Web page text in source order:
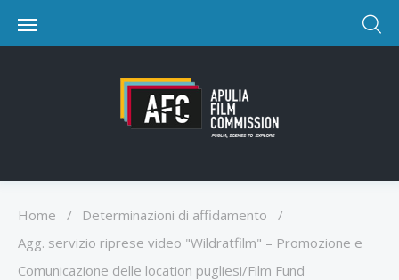
Home / Determinazioni di affidamento
/
Agg. servizio riprese video "Wildratfilm" – Promozione e
Comunicazione delle location pugliesi/Film Fund